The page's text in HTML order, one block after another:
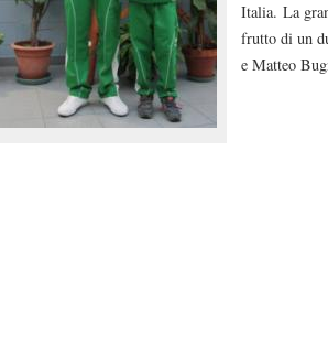
Italia. La
frutto di un
e Matteo